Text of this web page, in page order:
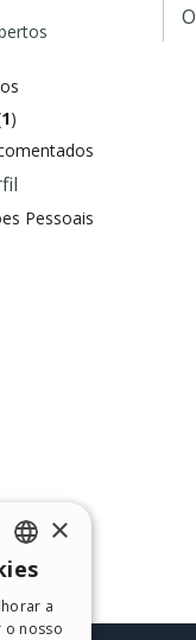
1)
Pessoais
×
a
o nosso